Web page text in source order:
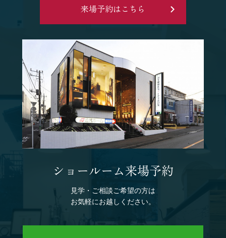
来場予約はこちら
ショールーム来場予約
見学・ご相談ご希望の方は
お気軽にお越しください。